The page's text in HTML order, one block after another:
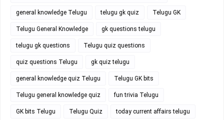
general knowledge Telugu telugu gk quiz Telugu GK
Telugu General Knowledge gk questions telugu
telugu gk questions Telugu quiz questions
quiz questions Telugu gk quiz telugu
general knowledge quiz Telugu Telugu GK bits
Telugu general knowledge quiz fun trivia Telugu
GK bits Telugu Telugu Quiz today current affairs telugu